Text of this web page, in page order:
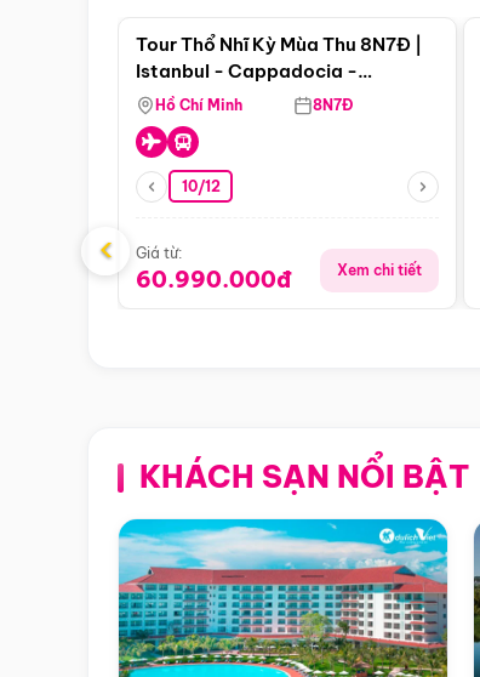
Tour Thổ Nhĩ Kỳ Mùa Thu 8N7Đ |
Istanbul - Cappadocia -
Pamukkale
Hồ Chí Minh 8N7Đ
10/12
Giá từ:
60.990.000đ Xem chi tiết
‹
KHÁCH SẠN NỔI BẬT